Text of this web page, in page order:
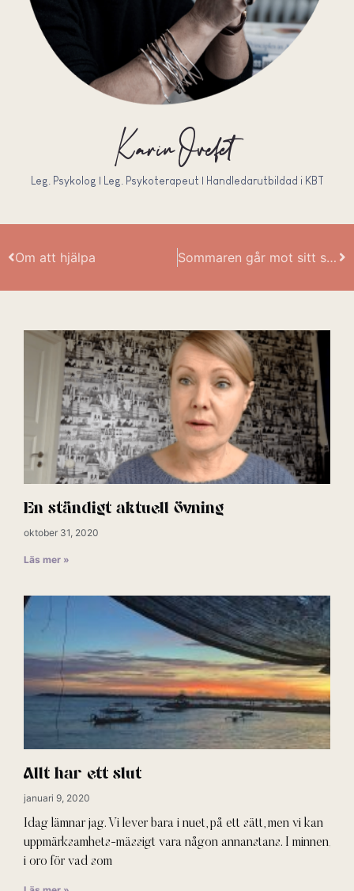
Karin Ovefelt
Leg. Psykolog | Leg. Psykoterapeut | Handledarutbildad i KBT
Om att hjälpa Sommaren går mot sitt slut
En ständigt aktuell övning
oktober 31, 2020
Läs mer »
Allt har ett slut
januari 9, 2020
Idag lämnar jag. Vi lever bara i nuet, på ett sätt, men vi kan
uppmärksamhets-mässigt vara någon annanstans. I minnen,
i oro för vad som